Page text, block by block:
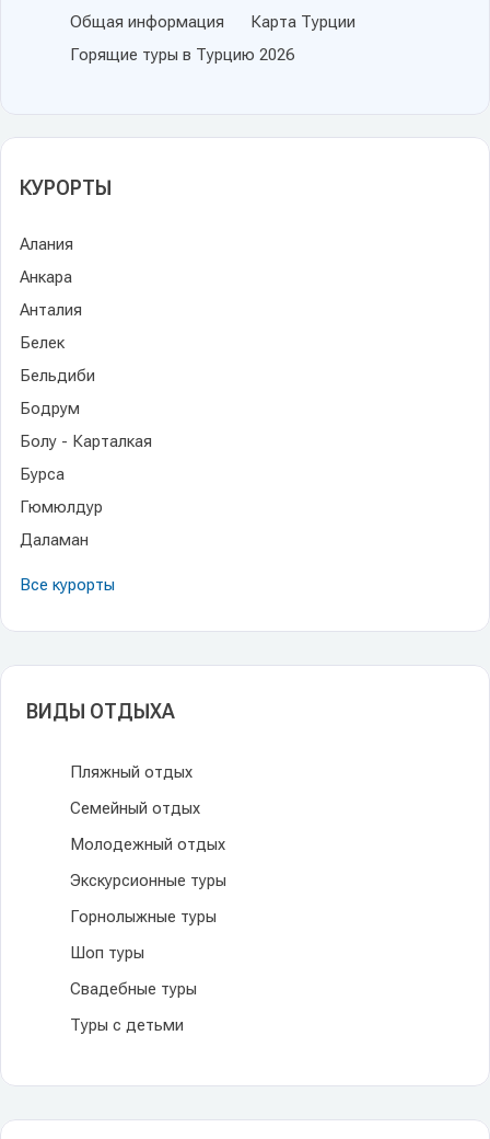
Общая информация
Карта Турции
Горящие туры в Турцию 2026
КУРОРТЫ
Алания
Анкара
Анталия
Белек
Бельдиби
Бодрум
Болу - Карталкая
Бурса
Гюмюлдур
Даламан
Все курорты
ВИДЫ ОТДЫХА
Пляжный отдых
Семейный отдых
Молодежный отдых
Экскурсионные туры
Горнолыжные туры
Шоп туры
Свадебные туры
Туры с детьми